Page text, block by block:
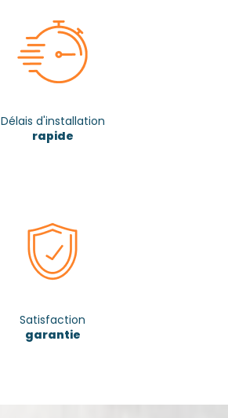
Délais d'installation
rapide
Satisfaction
garantie